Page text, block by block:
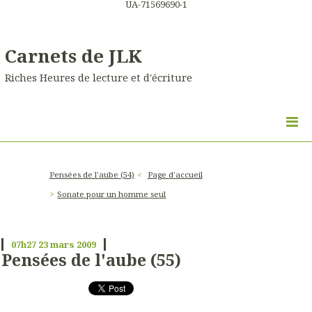
UA-71569690-1
Carnets de JLK
Riches Heures de lecture et d'écriture
Pensées de l'aube (54)
Page d'accueil
Sonate pour un homme seul
07h27 23mars 2009
Pensées de l'aube (55)